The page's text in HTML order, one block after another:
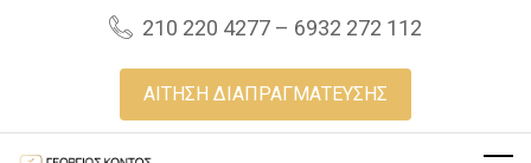
210 220 4277 – 6932 272 112
ΑΙΤΗΣΗ ΔΙΑΠΡΑΓΜΑΤΕΥΣΗΣ